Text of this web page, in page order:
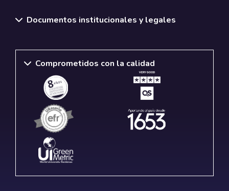
Documentos institucionales y legales
Comprometidos con la calidad